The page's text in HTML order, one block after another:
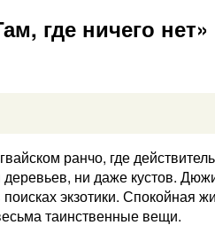
где ничего нет»
ранчо, где
ни даже кустов.
экзотики. Спокойная
таинственные вещи.